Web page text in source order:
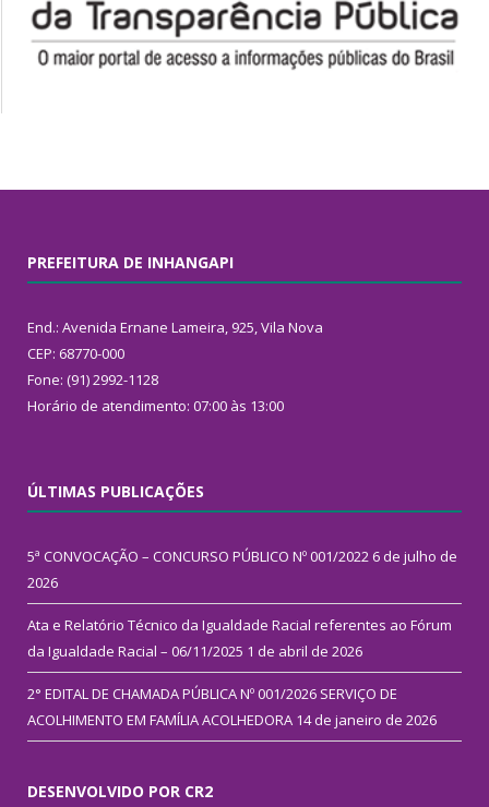
PREFEITURA DE INHANGAPI
End.: Avenida Ernane Lameira, 925, Vila Nova
CEP: 68770-000
Fone: (91) 2992-1128
Horário de atendimento: 07:00 às 13:00
ÚLTIMAS PUBLICAÇÕES
5ª CONVOCAÇÃO – CONCURSO PÚBLICO Nº 001/2022 6 de julho de
2026
Ata e Relatório Técnico da Igualdade Racial referentes ao Fórum
da Igualdade Racial – 06/11/2025 1 de abril de 2026
2° EDITAL DE CHAMADA PÚBLICA Nº 001/2026 SERVIÇO DE
ACOLHIMENTO EM FAMÍLIA ACOLHEDORA 14 de janeiro de 2026
DESENVOLVIDO POR CR2